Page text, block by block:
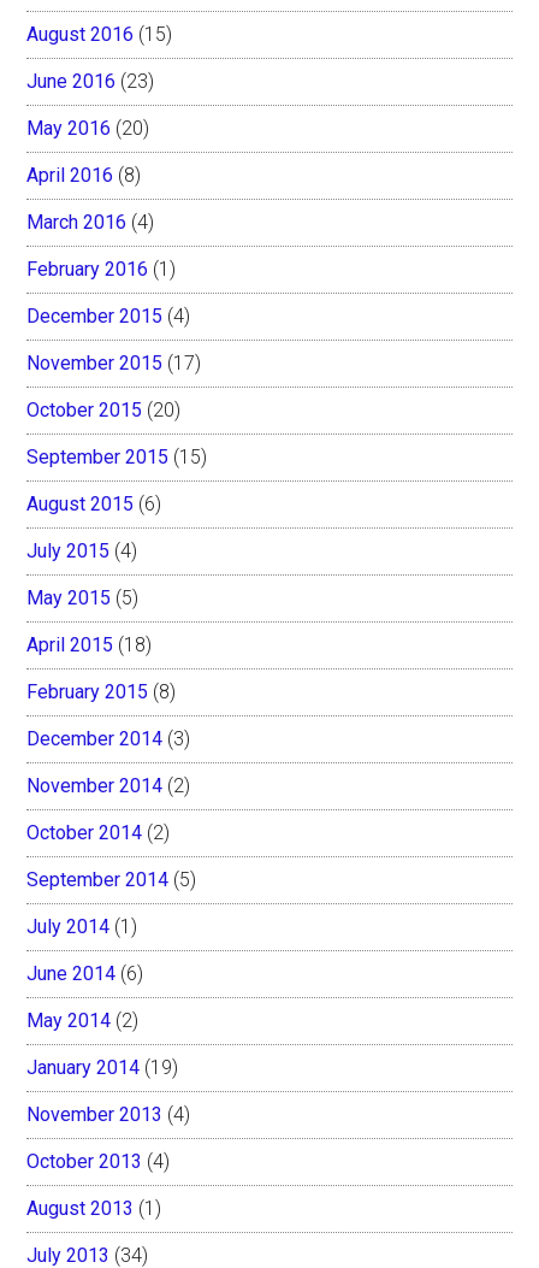
August 2016 (15)
June 2016 (23)
May 2016 (20)
April 2016 (8)
March 2016 (4)
February 2016 (1)
December 2015 (4)
November 2015 (17)
October 2015 (20)
September 2015 (15)
August 2015 (6)
July 2015 (4)
May 2015 (5)
April 2015 (18)
February 2015 (8)
December 2014 (3)
November 2014 (2)
October 2014 (2)
September 2014 (5)
July 2014 (1)
June 2014 (6)
May 2014 (2)
January 2014 (19)
November 2013 (4)
October 2013 (4)
August 2013 (1)
July 2013 (34)